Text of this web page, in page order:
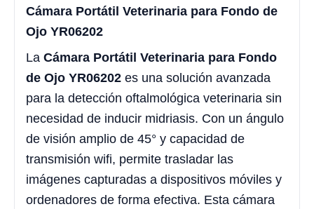
Cámara Portátil Veterinaria para Fondo de
Ojo YR06202
La Cámara Portátil Veterinaria para Fondo
de Ojo YR06202 es una solución avanzada
para la detección oftalmológica veterinaria sin
necesidad de inducir midriasis. Con un ángulo
de visión amplio de 45° y capacidad de
transmisión wifi, permite trasladar las
imágenes capturadas a dispositivos móviles y
ordenadores de forma efectiva. Esta cámara